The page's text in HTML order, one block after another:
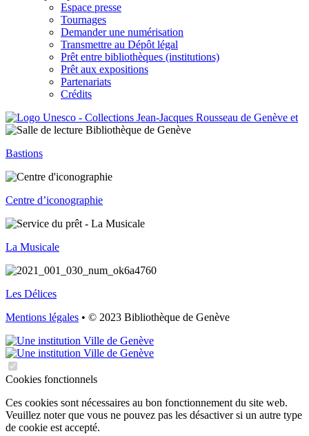
Espace presse
Tournages
Demander une numérisation
Transmettre au Dépôt légal
Prêt entre bibliothèques (institutions)
Prêt aux expositions
Partenariats
Crédits
Bastions
Centre d’iconographie
La Musicale
Les Délices
Mentions légales • © 2023 Bibliothèque de Genève
Cookies fonctionnels
Ces cookies sont nécessaires au bon fonctionnement du site web.
Veuillez noter que vous ne pouvez pas les désactiver si un autre type
de cookie est accepté.